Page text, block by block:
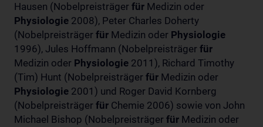
Hausen (Nobelpreisträger für Medizin oder
Physiologie 2008), Peter Charles Doherty
(Nobelpreisträger für Medizin oder Physiologie
1996), Jules Hoffmann (Nobelpreisträger für
Medizin oder Physiologie 2011), Richard Timothy
(Tim) Hunt (Nobelpreisträger für Medizin oder
Physiologie 2001) und Roger David Kornberg
(Nobelpreisträger für Chemie 2006) sowie von John
Michael Bishop (Nobelpreisträger für Medizin oder